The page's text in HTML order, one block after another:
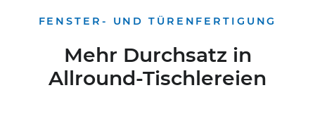
FENSTER- UND TÜRENFERTIGUNG
Mehr Durchsatz in
Allround-Tischlereien